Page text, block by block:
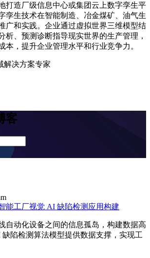
打造厂级信息中心或集团云上数字孪生平
孪生技术在智能制造、冶金煤矿、油气生
广和实践。企业通过虚拟世界三维模型结
析、预测诊断指导现实世界的生产管理，
本，提升企业管理水平和行业竞争力。
解决方案专家
客
能工厂视觉 AI 缺陷检测应用构建
自动化设备之间的信息孤岛，构建数据高
陷检测算法模型提供数据支撑，实现工